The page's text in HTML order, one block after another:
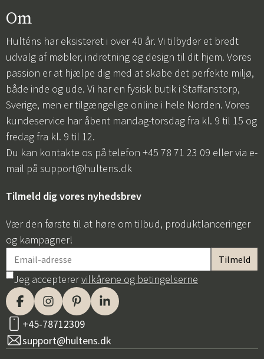
Sverige
Danmark
Norge
Om
Hulténs har eksisteret i over 40 år. Vi tilbyder et bredt
udvalg af møbler, indretning og design til dit hjem. Vores
passion er at hjælpe dig med at skabe det perfekte miljø,
både inde og ude. Vi har en fysisk butik i Staffanstorp,
Sverige, men er tilgængelige online i hele Norden. Vores
kundeservice har åbent mandag-torsdag fra kl. 9 til 15 og
fredag fra kl. 9 til 12.
Du kan kontakte os på telefon +45 78 71 23 09 eller via e-
mail på support@hultens.dk
Tilmeld dig vores nyhedsbrev
Vær den første til at høre om tilbud, produktlanceringer
og kampagner!
Jeg accepterervilkårene og betingelserne
+45-78712309
support@hultens.dk